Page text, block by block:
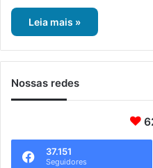
Leia mais »
Nossas redes
37.151
Seguidores